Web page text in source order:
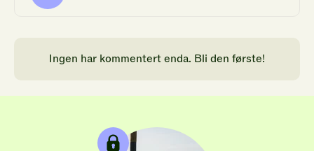
Ingen har kommentert enda. Bli den første!